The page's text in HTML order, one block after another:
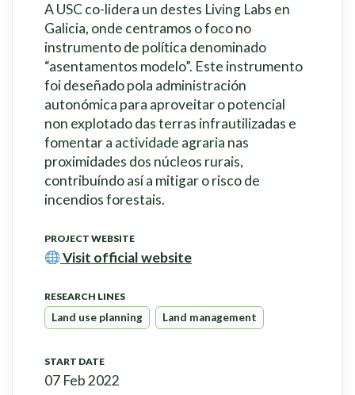
A USC co-lidera un destes Living Labs en
Galicia, onde centramos o foco no
instrumento de política denominado
“asentamentos modelo”. Este instrumento
foi deseñado pola administración
autonómica para aproveitar o potencial
non explotado das terras infrautilizadas e
fomentar a actividade agraria nas
proximidades dos núcleos rurais,
contribuíndo así a mitigar o risco de
incendios forestais.
PROJECT WEBSITE
Visit official website
RESEARCH LINES
Land use planning Land management
START DATE
07 Feb 2022